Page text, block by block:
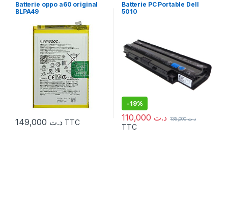
Batterie oppo a60 original
BLPA49
د.ت TTC
Batterie PC Portable Dell
5010
-19%
د.ت د.ت135,000
TTC